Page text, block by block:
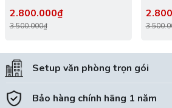
2.800.000₫
3.500.000₫
Setup văn phòng trọn gói
Bảo hàng chính hãng 1 năm